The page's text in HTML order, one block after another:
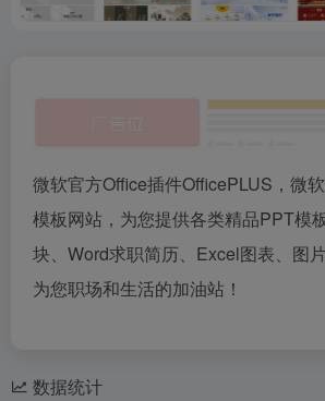
微软官方Office插件OfficePLUS，微
模板网站，为您提供各类精品PPT模
块、Word求职简历、Excel图表、图
为您职场和生活的加油站！
数据统计